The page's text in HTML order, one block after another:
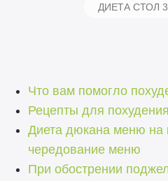
ДИЕТА СТОЛ
Что вам помогло
Рецепты для
Диета дюкана меню
чередование меню
При обострении